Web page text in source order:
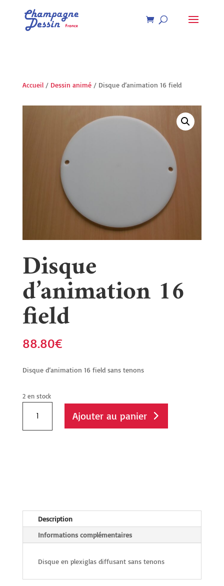
Accueil/ Dessin animé/ Disque d’animation 16 field
Disque
d’animation 16
field
88.80€
Disque d’animation 16 field sans tenons
2 en stock
Disque
Ajouter au panier
Description
Informations complémentaires
Disque en plexiglas diffusant sans tenons